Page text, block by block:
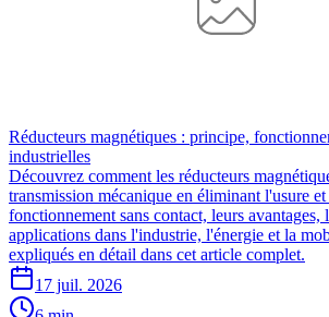
Réducteurs magnétiques : principe,
industrielles
Découvrez comment les réducteurs
transmission mécanique en éliminant l'usure
fonctionnement sans contact, leurs avantages,
applications dans l'industrie, l'énergie et la
expliqués en détail dans cet article complet.
17 juil. 2026